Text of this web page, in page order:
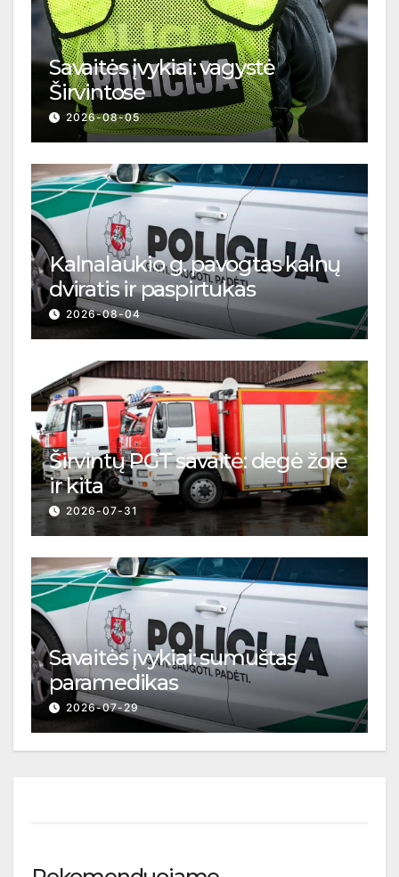
Savaitės įvykiai: vagystė
Širvintose
2026-08-05
Kalnalaukio g. pavogtas kalnų
dviratis ir paspirtukas
2026-08-04
Širvintų PGT savaitė: degė žolė
ir kita
2026-07-31
Savaitės įvykiai: sumuštas
paramedikas
2026-07-29